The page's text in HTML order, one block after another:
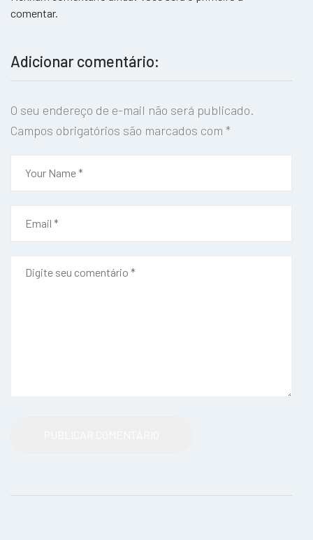
comentar.
Adicionar comentário:
O seu endereço de e-mail não será publicado.
Campos obrigatórios são marcados com *